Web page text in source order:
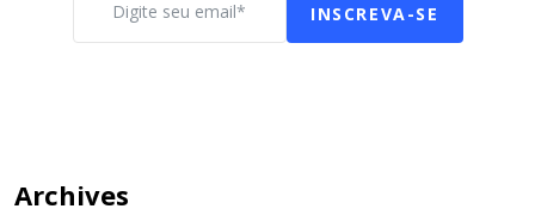
INSCREVA-SE
Archives